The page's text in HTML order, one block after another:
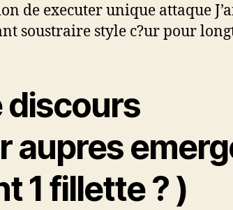
de executer unique attaque
soustraire style c?ur pour
discours
aupres
1 fillette ? )